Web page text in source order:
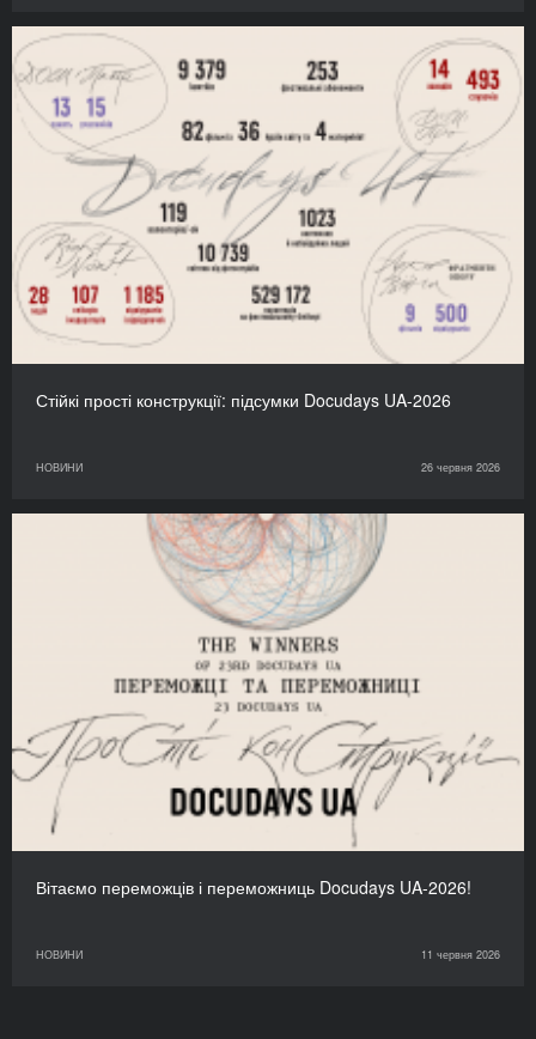
Стійкі прості конструкції: підсумки Docudays UA-2026
НОВИНИ 26 червня 2026
Вітаємо переможців і переможниць Docudays UA-2026!
НОВИНИ 11 червня 2026